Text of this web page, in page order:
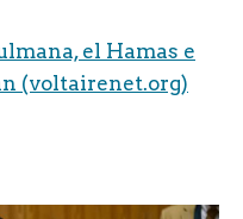
el Hamas e
(voltairenet.org)